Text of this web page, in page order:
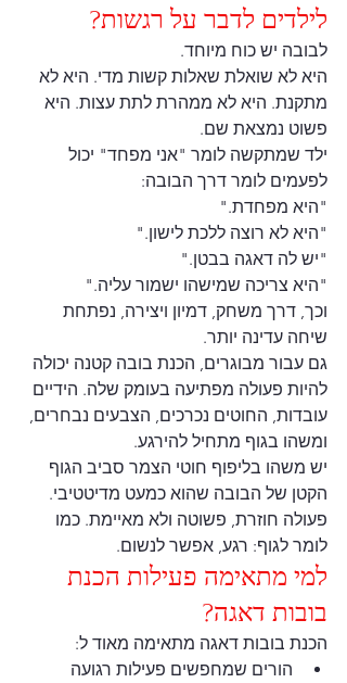
לילדים לדבר על רגשות?
לבובה יש כוח מיוחד.
היא לא שואלת שאלות קשות מדי. היא לא
מתקנת. היא לא ממהרת לתת עצות. היא
פשוט נמצאת שם.
ילד שמתקשה לומר "אני מפחד" יכול
לפעמים לומר דרך הבובה:
"היא מפחדת."
"היא לא רוצה ללכת לישון."
"יש לה דאגה בבטן."
"היא צריכה שמישהו ישמור עליה."
וכך, דרך משחק, דמיון ויצירה, נפתחת
שיחה עדינה יותר.
גם עבור מבוגרים, הכנת בובה קטנה יכולה
להיות פעולה מפתיעה בעומק שלה. הידיים
עובדות, החוטים נכרכים, הצבעים נבחרים,
ומשהו בגוף מתחיל להירגע.
יש משהו בליפוף חוטי הצמר סביב הגוף
הקטן של הבובה שהוא כמעט מדיטטיבי.
פעולה חוזרת, פשוטה ולא מאיימת. כמו
לומר לגוף: רגע, אפשר לנשום.
למי מתאימה פעילות הכנת
בובות דאגה?
הכנת בובות דאגה מתאימה מאוד ל:
הורים שמחפשים פעילות רגועה